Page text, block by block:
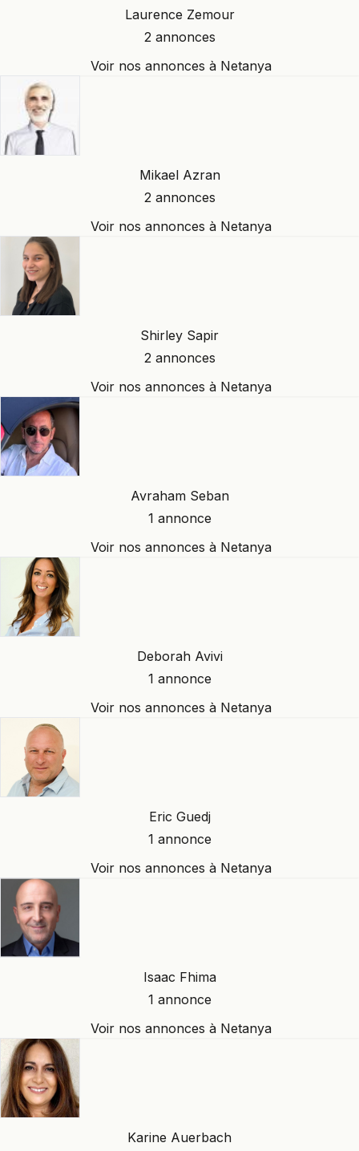
Laurence Zemour
2 annonces
Voir nos annonces à Netanya
Mikael Azran
2 annonces
Voir nos annonces à Netanya
Shirley Sapir
2 annonces
Voir nos annonces à Netanya
Avraham Seban
1 annonce
Voir nos annonces à Netanya
Deborah Avivi
1 annonce
Voir nos annonces à Netanya
Eric Guedj
1 annonce
Voir nos annonces à Netanya
Isaac Fhima
1 annonce
Voir nos annonces à Netanya
Karine Auerbach